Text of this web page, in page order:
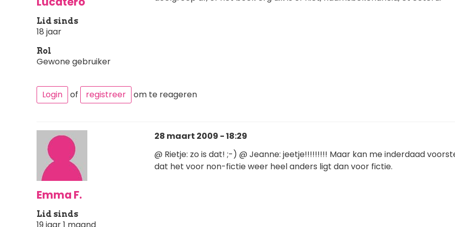
Lid sinds
18 jaar
Rol
Gewone gebruiker
Login of registreer om te reageren
Emma F.
Lid sinds
28 maart 2009 - 18:29
@ Rietje: zo is dat! ;-) @ Jeanne: jeetje!!!!!!!!! Maar kan me inderdaad
dat het voor non-fictie weer heel anders ligt dan voor fictie.